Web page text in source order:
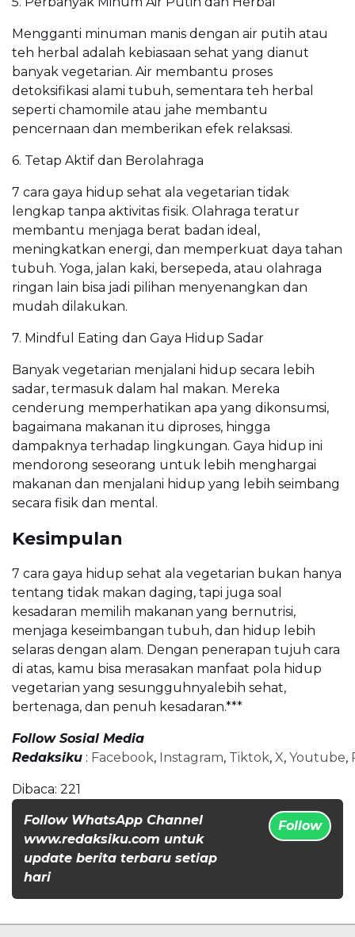
Mengganti minuman manis dengan air putih atau
teh herbal adalah kebiasaan sehat yang dianut
banyak vegetarian. Air membantu proses
detoksifikasi alami tubuh, sementara teh herbal
seperti chamomile atau jahe membantu
pencernaan dan memberikan efek relaksasi.
6. Tetap Aktif dan Berolahraga
7 cara gaya hidup sehat ala vegetarian tidak
lengkap tanpa aktivitas fisik. Olahraga teratur
membantu menjaga berat badan ideal,
meningkatkan energi, dan memperkuat daya tahan
tubuh. Yoga, jalan kaki, bersepeda, atau olahraga
ringan lain bisa jadi pilihan menyenangkan dan
mudah dilakukan.
7. Mindful Eating dan Gaya Hidup Sadar
Banyak vegetarian menjalani hidup secara lebih
sadar, termasuk dalam hal makan. Mereka
cenderung memperhatikan apa yang dikonsumsi,
bagaimana makanan itu diproses, hingga
dampaknya terhadap lingkungan. Gaya hidup ini
mendorong seseorang untuk lebih menghargai
makanan dan menjalani hidup yang lebih seimbang
secara fisik dan mental.
Kesimpulan
7 cara gaya hidup sehat ala vegetarian bukan hanya
tentang tidak makan daging, tapi juga soal
kesadaran memilih makanan yang bernutrisi,
menjaga keseimbangan tubuh, dan hidup lebih
selaras dengan alam. Dengan penerapan tujuh cara
di atas, kamu bisa merasakan manfaat pola hidup
vegetarian yang sesungguhnyalebih sehat,
bertenaga, dan penuh kesadaran.***
Follow Sosial Media
Redaksiku : Facebook, Instagram, Tiktok, X, Youtube,
Dibaca: 221
Follow WhatsApp Channel
www.redaksiku.com untuk
update berita terbaru setiap
hari
Follow